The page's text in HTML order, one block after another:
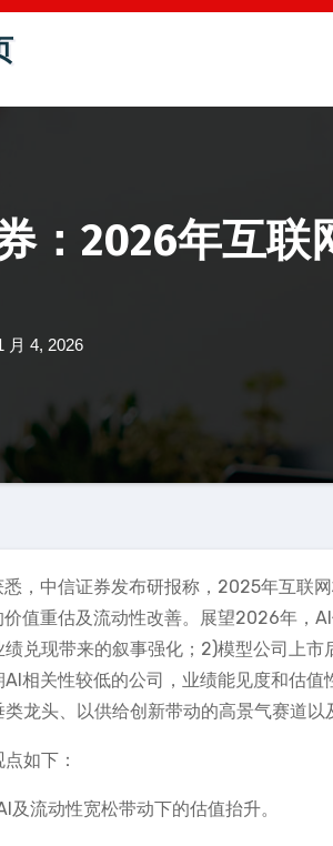
：2026年互联
月 4, 2026
悉，中信证券发布研报称，2025年互联
值重估及流动性改善。展望2026年，
绩兑现带来的叙事强化；2)模型公司上
相关性较低的公司，业绩能见度和估
龙头、以供给创新带动的高景气赛道以
如下：
及流动性宽松带动下的估值抬升。